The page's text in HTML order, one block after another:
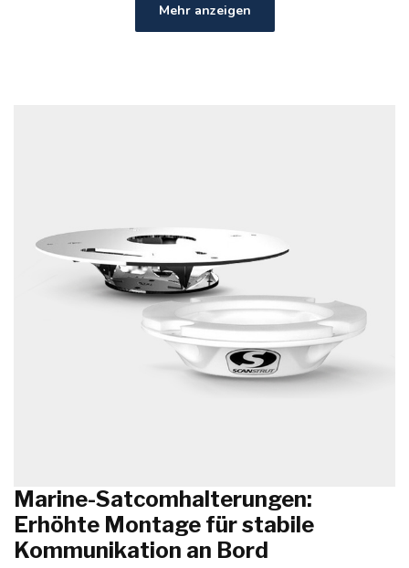
Mehr anzeigen
Marine-Satcomhalterungen:
Erhöhte Montage für stabile
Kommunikation an Bord